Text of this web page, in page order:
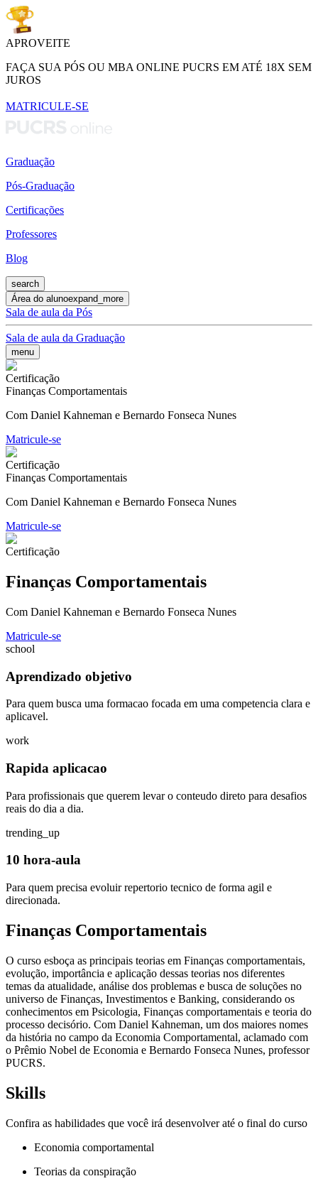
APROVEITE
FAÇA SUA PÓS OU MBA ONLINE PUCRS EM ATÉ 18X SEM
JUROS
MATRICULE-SE
Graduação
Pós-Graduação
Certificações
Professores
Blog
search
Área do alunoexpand_more
Sala de aula da Pós
Sala de aula da Graduação
menu
Certificação
Finanças Comportamentais
Com Daniel Kahneman e Bernardo Fonseca Nunes
Matricule-se
Certificação
Finanças Comportamentais
Com Daniel Kahneman e Bernardo Fonseca Nunes
Matricule-se
Certificação
Finanças Comportamentais
Com Daniel Kahneman e Bernardo Fonseca Nunes
Matricule-se
school
Aprendizado objetivo
Para quem busca uma formacao focada em uma competencia clara e
aplicavel.
work
Rapida aplicacao
Para profissionais que querem levar o conteudo direto para desafios
reais do dia a dia.
trending_up
10 hora-aula
Para quem precisa evoluir repertorio tecnico de forma agil e
direcionada.
Finanças Comportamentais
O curso esboça as principais teorias em Finanças comportamentais,
evolução, importância e aplicação dessas teorias nos diferentes
temas da atualidade, análise dos problemas e busca de soluções no
universo de Finanças, Investimentos e Banking, considerando os
conhecimentos em Psicologia, Finanças comportamentais e teoria do
processo decisório. Com Daniel Kahneman, um dos maiores nomes
da história no campo da Economia Comportamental, aclamado com
o Prêmio Nobel de Economia e Bernardo Fonseca Nunes, professor
PUCRS.
Skills
Confira as habilidades que você irá desenvolver até o final do curso
Economia comportamental
Teorias da conspiração